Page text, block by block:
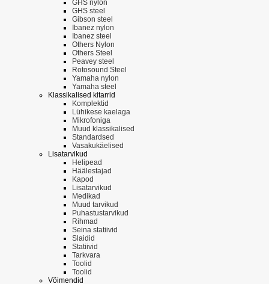
GHS nylon
GHS steel
Gibson steel
Ibanez nylon
Ibanez steel
Others Nylon
Others Steel
Peavey steel
Rotosound Steel
Yamaha nylon
Yamaha steel
Klassikalised kitarrid
Komplektid
Lühikese kaelaga
Mikrofoniga
Muud klassikalised
Standardsed
Vasakukäelised
Lisatarvikud
Helipead
Häälestajad
Kapod
Lisatarvikud
Medikad
Muud tarvikud
Puhastustarvikud
Rihmad
Seina statiivid
Slaidid
Statiivid
Tarkvara
Toolid
Toolid
Võimendid